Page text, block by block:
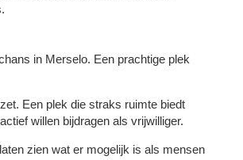
in Merselo. Een prachtige plek
Een plek die straks ruimte biedt
willen bijdragen als vrijwilliger.
zien wat er mogelijk is als mensen